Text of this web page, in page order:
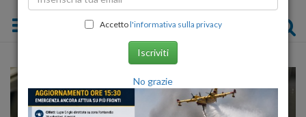
Toggle navigation
Accettol'informativa sulla privacy
Iscriviti
No grazie